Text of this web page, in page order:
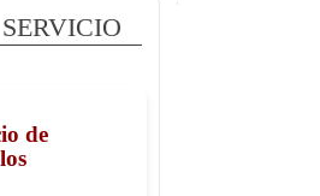
de